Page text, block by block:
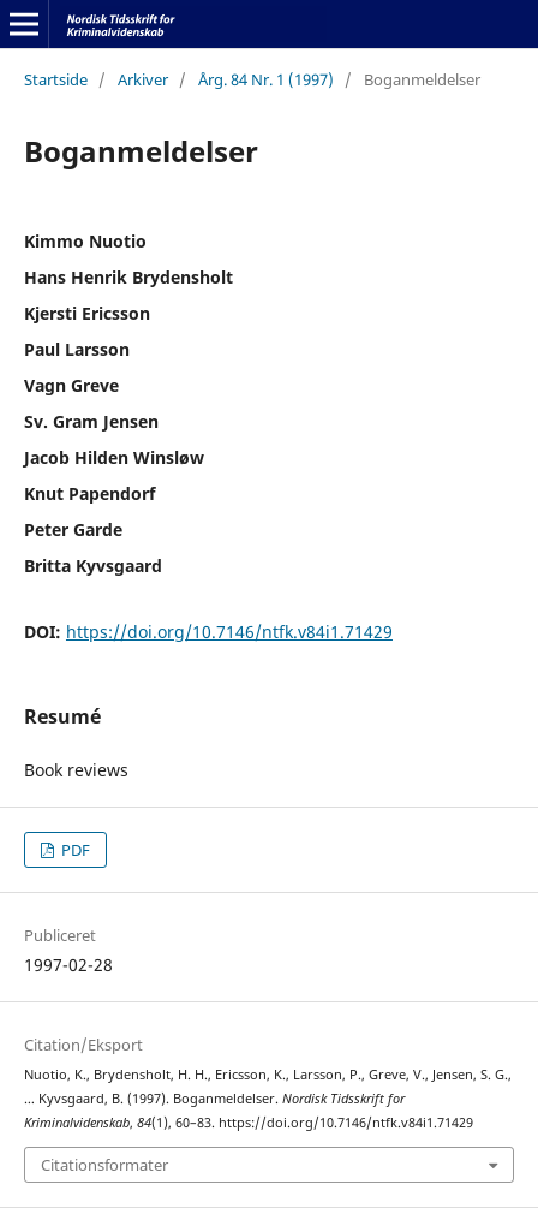
Startside / Arkiver / Årg. 84 Nr. 1 (1997) / Boganmeldelser
Boganmeldelser
Kimmo Nuotio
Hans Henrik Brydensholt
Kjersti Ericsson
Paul Larsson
Vagn Greve
Sv. Gram Jensen
Jacob Hilden Winsløw
Knut Papendorf
Peter Garde
Britta Kyvsgaard
DOI: https://doi.org/10.7146/ntfk.v84i1.71429
Resumé
Book reviews
PDF
Publiceret
1997-02-28
Citation/Eksport
Nuotio, K., Brydensholt, H. H., Ericsson, K., Larsson, P., Greve, V., Jensen, S. G.,
… Kyvsgaard, B. (1997). Boganmeldelser. Nordisk Tidsskrift for
Kriminalvidenskab, 84(1), 60–83. https://doi.org/10.7146/ntfk.v84i1.71429
Citationsformater